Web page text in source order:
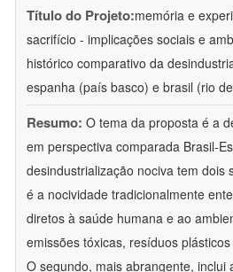
Título do Projeto:memória e
sacrifício - implicações sociais e
histórico comparativo da
espanha (país basco) e brasil (rio
Resumo: O tema da proposta é a
em perspectiva comparada Brasil-
desindustrialização nociva tem dois
é a nocividade tradicionalmente
diretos à saúde humana e ao
emissões tóxicas, resíduos
O segundo, mais abrangente, inclui